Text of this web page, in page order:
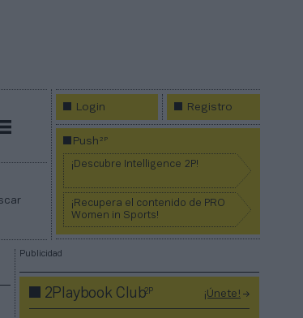
Login Registro
Push2P
¡Descubre Intelligence 2P!
¡Recupera el contenido de PRO
Women in Sports!
Publicidad
2Playbook Club2P ¡Únete!